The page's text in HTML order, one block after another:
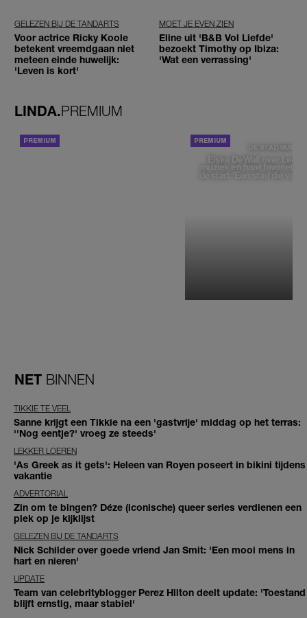
GELEZEN BIJ DE TANDARTS
Voor actrice Ricky Koole
betekent vreemdgaan niet
meteen einde huwelijk:
'Leven is kort'
MOET JE EVEN ZIEN
Eline uit 'B&B Vol Liefde'
bezoekt Timothy op Ibiza:
'Wat een verrassing'
LINDA.PREMIUM
DE STAD VAN
Elske DeWall over
muziek en haar favoriete
de stad: 'Een stad die
NET BINNEN
TIKKIE TE VEEL
Sanne krijgt een Tikkie na een 'gastvrije' middag op het terras:
''Nog eentje?' vroeg ze steeds'
LEKKER LOEREN
'As Greek as it gets': Heleen van Royen poseert in bikini tijdens
vakantie
ADVERTORIAL
Zin om te bingen? Déze (iconische) queer series verdienen een
plek op je kijklijst
GELEZEN BIJ DE TANDARTS
Nick Schilder over goede vriend Jan Smit: 'Een mooi mens in
hart en nieren'
UPDATE
Team van celebrityblogger Perez Hilton deelt update: 'Toestand
blijft ernstig, maar stabiel'